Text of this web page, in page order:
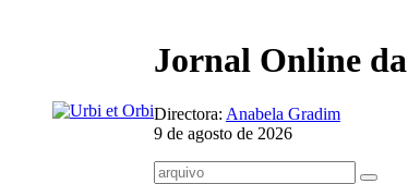
Jornal Online da
Directora: Anabela Gradim
9 de agosto de 2026